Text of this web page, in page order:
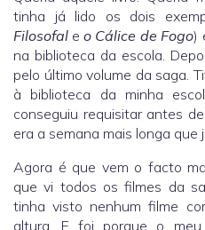
tinha já lido os dois
Filosofal e o Cálice de Fogo)
na biblioteca da escola.
pelo último volume da saga.
à biblioteca da minha
conseguiu requisitar antes
era a semana mais longa que
Agora é que vem o facto
que vi todos os filmes da
tinha visto nenhum filme
altura. E foi porque o